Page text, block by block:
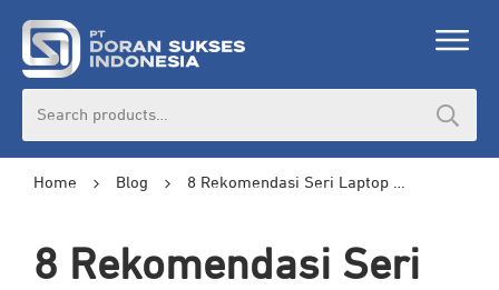
Home Blog 8 Rekomendasi Seri Laptop HP Terbaik untuk Menunjang Kerja Anda
8 Rekomendasi Seri